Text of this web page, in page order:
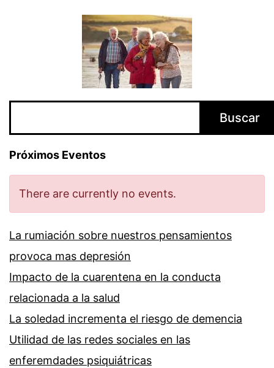
Buscar
Próximos Eventos
There are currently no events.
La rumiación sobre nuestros pensamientos
provoca mas depresión
Impacto de la cuarentena en la conducta
relacionada a la salud
La soledad incrementa el riesgo de demencia
Utilidad de las redes sociales en las
enferemdades psiquiátricas